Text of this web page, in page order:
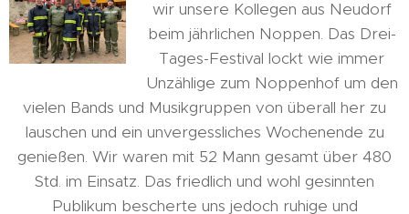
wir unsere Kollegen aus Neudorf
beim jährlichen Noppen. Das Drei-
Tages-Festival lockt wie immer
Unzählige zum Noppenhof um den
vielen Bands und Musikgruppen von überall her zu
lauschen und ein unvergessliches Wochenende zu
genießen. Wir waren mit 52 Mann gesamt über 480
Std. im Einsatz. Das friedlich und wohl gesinnten
Publikum bescherte uns jedoch ruhige und